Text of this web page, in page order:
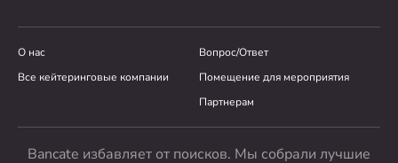
О нас
Вопрос/Ответ
Все кейтеринговые компании
Помещение для мероприятия
Партнерам
Bancate избавляет от поисков. Мы собрали лучшие